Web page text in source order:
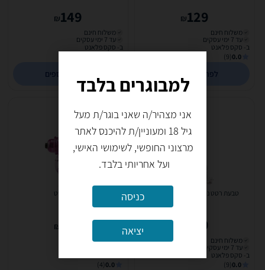
129
₪
משלוח חינם
עד 7 ימי עסקים
ב- סקס פלאנט
0.0
(9)
לפרטים נוספים
149
₪
משלוח חינם
עד 7 ימי עסקים
ב- סקס פלאנט
לפרטים נוספים
טבעת רטט נטענת Big O Charged
159
משלוח חינם
עד 7 ימי עסקים
ב- סקס פלאנט
0.0
(9)
טבעת רטט
₪
כולל משלוח (₪19)
0.0
(4)
למבוגרים בלבד
אני מצהיר/ה שאני בוגר/ת מעל
גיל 18 ומעוניין/ת להיכנס לאתר
מרצוני החופשי, לשימושי האישי,
ועל אחריותי בלבד.
יציאה
כניסה